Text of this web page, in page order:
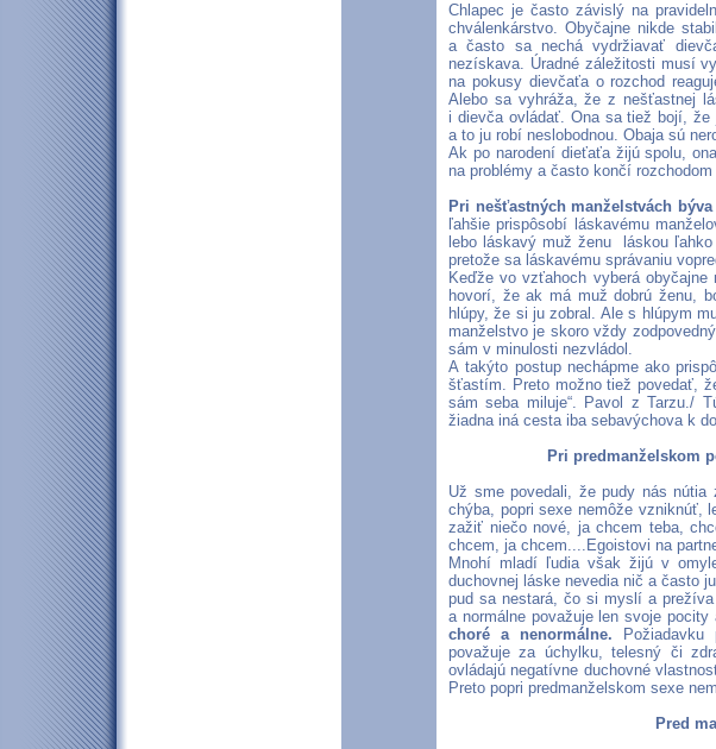
Chlapec je často závislý na
chválenkárstvo. Obyčajne nikde
a často sa nechá vydržiavať
nezískava. Úradné záležitosti musí
na pokusy dievčaťa o rozchod
Alebo sa vyhráža, že z nešťastnej
i dievča ovládať. Ona sa tiež bojí, že
a to ju robí neslobodnou. Obaja sú
Ak po narodení dieťaťa žijú spolu,
na problémy a často končí
Pri nešťastných manželstvách
ľahšie prispôsobí láskavému
lebo láskavý muž ženu láskou
pretože sa láskavému správaniu
Keďže vo vzťahoch vyberá
hovorí, že ak má muž dobrú ženu,
hlúpy, že si ju zobral. Ale s hlúpym
manželstvo je skoro vždy
sám v minulosti nezvládol.
A takýto postup nechápme ako
šťastím. Preto možno tiež povedať,
sám seba miluje“. Pavol z Tarzu./
žiadna iná cesta iba sebavýchova k
Pri predmanželskom
Už sme povedali, že pudy nás
chýba, popri sexe nemôže vzniknúť,
zažiť niečo nové, ja chcem teba,
chcem, ja chcem....Egoistovi na
Mnohí mladí ľudia však žijú v
duchovnej láske nevedia nič a často
pud sa nestará, čo si myslí a
a normálne považuje len svoje pocity
choré a nenormálne.
považuje za úchylku, telesný či
ovládajú negatívne duchovné
Preto popri predmanželskom sexe
Pred